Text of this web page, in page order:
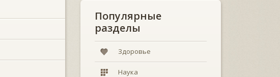
Популярные
разделы
Здоровье
Наука